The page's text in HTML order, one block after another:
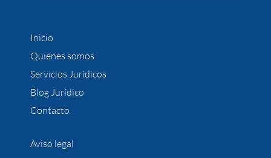
Inicio
Quienes somos
Servicios Jurídicos
Blog Jurídico
Contacto
Aviso legal